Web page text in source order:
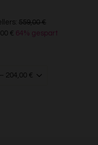
559,00 €€559,00
€ 64% gespart